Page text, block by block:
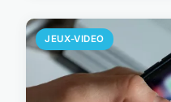
JEUX-VIDEO